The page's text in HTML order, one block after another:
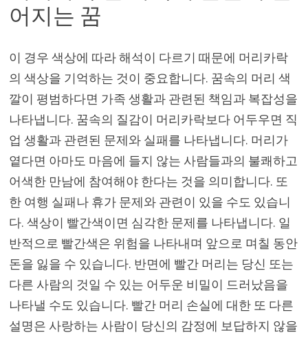
어지는 꿈
이 경우 색상에 따라 해석이 다르기 때문에 머리카락
의 색상을 기억하는 것이 중요합니다. 꿈속의 머리 색
깔이 평범하다면 가족 생활과 관련된 책임과 복잡성을
나타냅니다. 꿈속의 질감이 머리카락보다 어두우면 직
업 생활과 관련된 문제와 실패를 나타냅니다. 머리가
옅다면 아마도 마음에 들지 않는 사람들과의 불쾌하고
어색한 만남에 참여해야 한다는 것을 의미합니다. 또
한 여행 실패나 휴가 문제와 관련이 있을 수도 있습니
다. 색상이 빨간색이면 심각한 문제를 나타냅니다. 일
반적으로 빨간색은 위험을 나타내며 앞으로 며칠 동안
돈을 잃을 수 있습니다. 반면에 빨간 머리는 당신 또는
다른 사람의 것일 수 있는 어두운 비밀이 드러났음을
나타낼 수도 있습니다. 빨간 머리 손실에 대한 또 다른
설명은 사랑하는 사람이 당신의 감정에 보답하지 않을